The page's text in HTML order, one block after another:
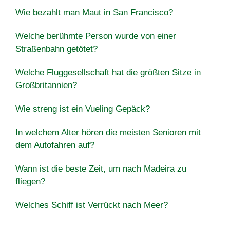
Wie bezahlt man Maut in San Francisco?
Welche berühmte Person wurde von einer
Straßenbahn getötet?
Welche Fluggesellschaft hat die größten Sitze in
Großbritannien?
Wie streng ist ein Vueling Gepäck?
In welchem ​​Alter hören die meisten Senioren mit
dem Autofahren auf?
Wann ist die beste Zeit, um nach Madeira zu
fliegen?
Welches Schiff ist Verrückt nach Meer?